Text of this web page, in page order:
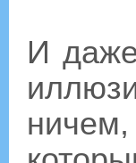
И
ничем,